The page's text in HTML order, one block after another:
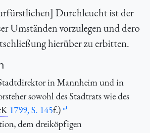
Durchleucht ist der
Umständen vorzulegen und dero
hierüber zu erbitten.
in Mannheim und in
sowohl des Stadtrats wie des
1799, S. 145f.)
dem dreiköpfigen